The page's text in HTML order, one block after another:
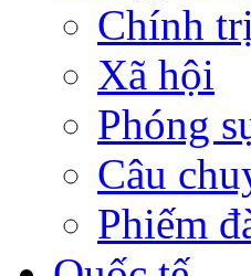
Chính trị
Xã hội
Phóng
Câu
Phiếm